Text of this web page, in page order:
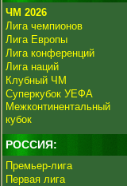
ЧМ 2026
Лига чемпионов
Лига Европы
Лига конференций
Лига наций
Клубный ЧМ
Суперкубок УЕФА
Межконтинентальный
кубок
РОССИЯ:
Премьер-лига
Первая лига